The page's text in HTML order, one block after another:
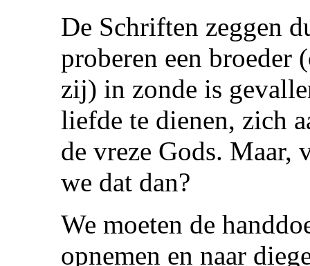
De Schriften zeggen
proberen een broeder
zij) in zonde is
liefde te dienen, zich
de vreze Gods. Maar,
we dat dan?
We moeten de
opnemen en naar